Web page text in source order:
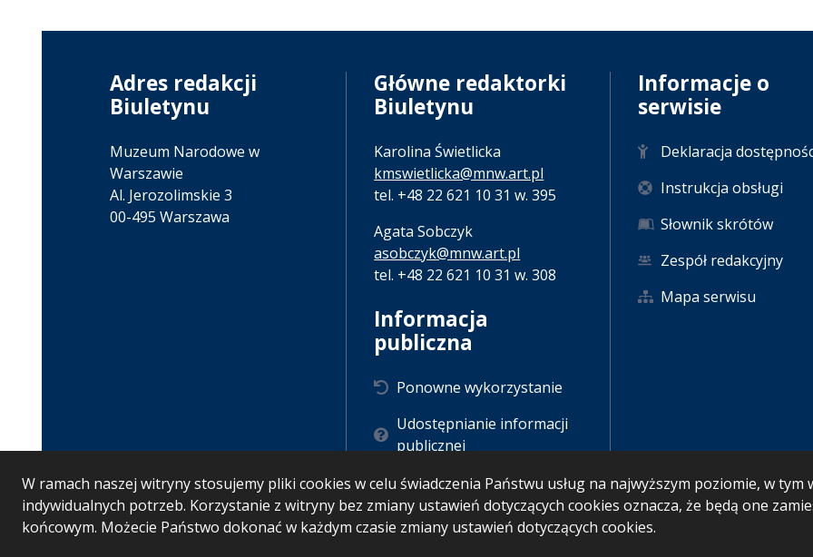
W ramach naszej witryny stosujemy pliki cookies w celu świadczenia Państwu usług na najwyższym poziomie, w
indywidualnych potrzeb. Korzystanie z witryny bez zmiany ustawień dotyczących cookies oznacza, że będą one
końcowym. Możecie Państwo dokonać w każdym czasie zmiany ustawień dotyczących cookies.
Adres redakcji
Biuletynu
Muzeum Narodowe w
Warszawie
Al. Jerozolimskie 3
00-495 Warszawa
Główne redaktorki
Biuletynu
Karolina Świetlicka
kmswietlicka@mnw.art.pl
tel. +48 22 621 10 31 w. 395
Agata Sobczyk
asobczyk@mnw.art.pl
tel. +48 22 621 10 31 w. 308
Informacja
publiczna
Ponowne wykorzystanie
Udostępnianie informacji
publicznej
Informacje o
serwisie
Deklaracja
Instrukcja obsługi
Słownik skrótów
Zespół redakcyjny
Mapa serwisu
Wersja systemu: 5.7.0 [51] Ostatnia aktualizacja BIP: 07.08.2026 13:01